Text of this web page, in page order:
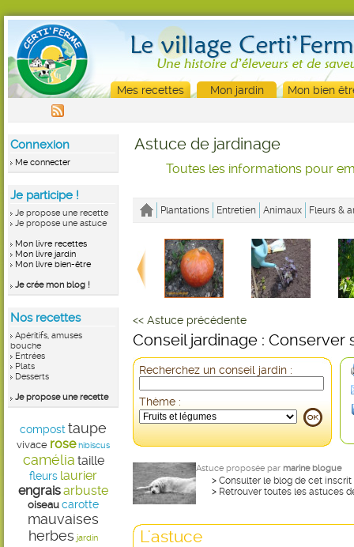
Mes recettes Mon jardin Mon bien
Connexion
Me connecter
Je participe !
Je propose une recette
Je propose une astuce
Mon livre recettes
Mon livre jardin
Mon livre bien-être
Je crée mon blog !
Nos recettes
Apéritifs, amuses
bouche
Entrées
Plats
Desserts
Je propose une recette
compost taupe
vivace rose hibiscus
camélia taille
fleurs laurier
engraisarbuste
oiseau carotte
mauvaises
herbes jardin
Astuce de jardinage
Toutes les informations pour
Plantations Entretien Animaux Fleurs &
<< Astuce précédente
Conseil jardinage :
Recherchez un conseil jardin :
Thème :
Astuce proposée par marine blogue
> Consulter le blog de cet inscrit
> Retrouver toutes les astuces
L'astuce